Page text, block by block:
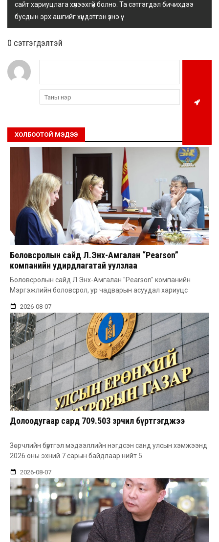
сайт хариуцлага хүлээхгүй болно. Та сэтгэгдэл бичихдээ
бусдын эрх ашгийг хүндэтгэн үзнэ үү.
0 cэтгэгдэлтэй
ХОЛБООТОЙ МЭДЭЭ
Боловсролын сайд Л.Энх-Амгалан “Pearson”
компанийн удирдлагатай уулзлаа
Боловсролын сайд Л.Энх-Амгалан "Pearson" компанийн
Мэргэжлийн боловсрол, ур чадварын асуудал хариуцс
2026-08-07
Долоодугаар сард 709.503 зөрчил бүртгэгджээ
Зөрчлийн бүртгэл мэдээллийн нэгдсэн санд улсын хэмжээнд
2026 оны эхний 7 сарын байдлаар нийт 5
2026-08-07